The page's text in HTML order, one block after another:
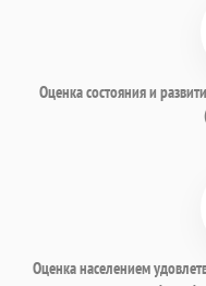
Оценка состояния и
Оценка населением